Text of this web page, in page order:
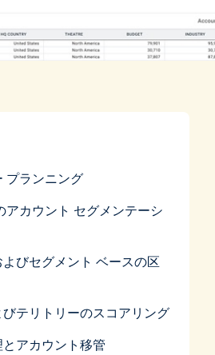
プランニング
アカウント セグメンテーシ
びセグメント ベースの区
テリトリーのスコアリング
アカウント移管